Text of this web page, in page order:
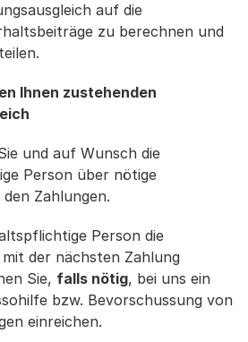
auf die
zu berechnen und
Ihnen zustehenden
und auf Wunsch die
Person über nötige
Zahlungen.
Person die
der nächsten Zahlung
Sie, falls nötig, bei uns ein
bzw. Bevorschussung von
einreichen.